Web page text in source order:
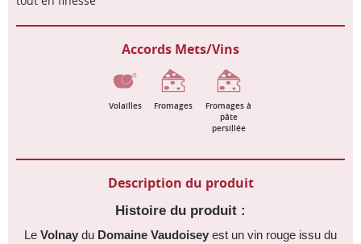
Accords Mets/Vins
Volailles Fromages
Fromages à
pâte
persillée
Description du produit
Histoire du produit :
Le Volnay du Domaine Vaudoisey est un vin rouge issu du